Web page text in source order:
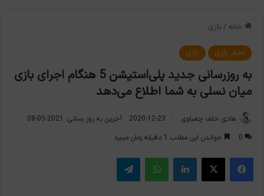
خانه / بازی
اخبار بازی بازی
به روزرسانی جدید پلی‌استیشن 5 هنگام اجرای بازی
میان نسلی به شما اطلاع می‌دهد
هادی خلف چعباوی 2020-12-23
آخرین به روز رسانی: 2021-05-08
0
خواندن این مطلب 1 دقیقه زمان میبرد
فیس بوک X لینکدین واتس آپ تلگرام